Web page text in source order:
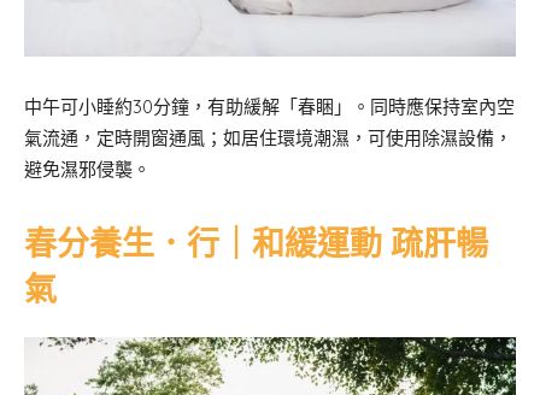
中午可小睡約30分鐘，有助緩解「春睏」。同時應保持室內空
氣流通，定時開窗通風；如居住環境潮濕，可使用除濕設備，
避免濕邪侵襲。
春分養生．行｜和緩運動 疏肝暢
氣